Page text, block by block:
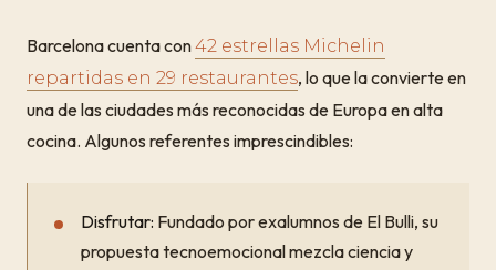
Barcelona cuenta con42 estrellas Michelin
repartidas en 29 restaurantes, lo que la convierte en
una de las ciudades más reconocidas de Europa en alta
cocina. Algunos referentes imprescindibles:
Disfrutar: Fundado por exalumnos de El Bulli, su
propuesta tecnoemocional mezcla ciencia y